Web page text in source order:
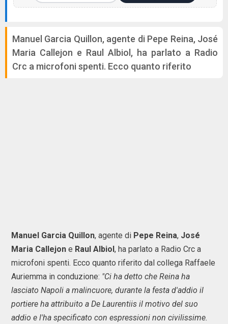
Manuel Garcia Quillon, agente di Pepe Reina, José
Maria Callejon e Raul Albiol, ha parlato a Radio
Crc a microfoni spenti. Ecco quanto riferito
Manuel Garcia Quillon, agente di Pepe Reina, José
Maria Callejon e Raul Albiol, ha parlato a Radio Crc a
microfoni spenti. Ecco quanto riferito dal collega Raffaele
Auriemma in conduzione: "Ci ha detto che Reina ha
lasciato Napoli a malincuore, durante la festa d'addio il
portiere ha attribuito a De Laurentiis il motivo del suo
addio e l'ha specificato con espressioni non civilissime.